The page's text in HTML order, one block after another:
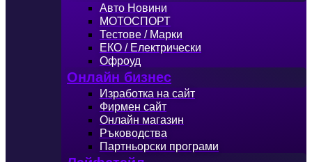
Авто Новини
МОТОСПОРТ
Тестове / Марки
ЕКО / Електрически
Офроуд
Онлайн бизнес
Изработка на сайт
Фирмен сайт
Онлайн магазин
Ръководства
Партньорски програми